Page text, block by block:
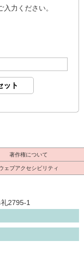
力ください。
著作権について
ェブアクセシビリティ
2795-1